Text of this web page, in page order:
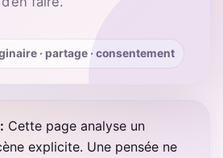
· partage · consentement
Cette page analyse un
explicite. Une pensée ne